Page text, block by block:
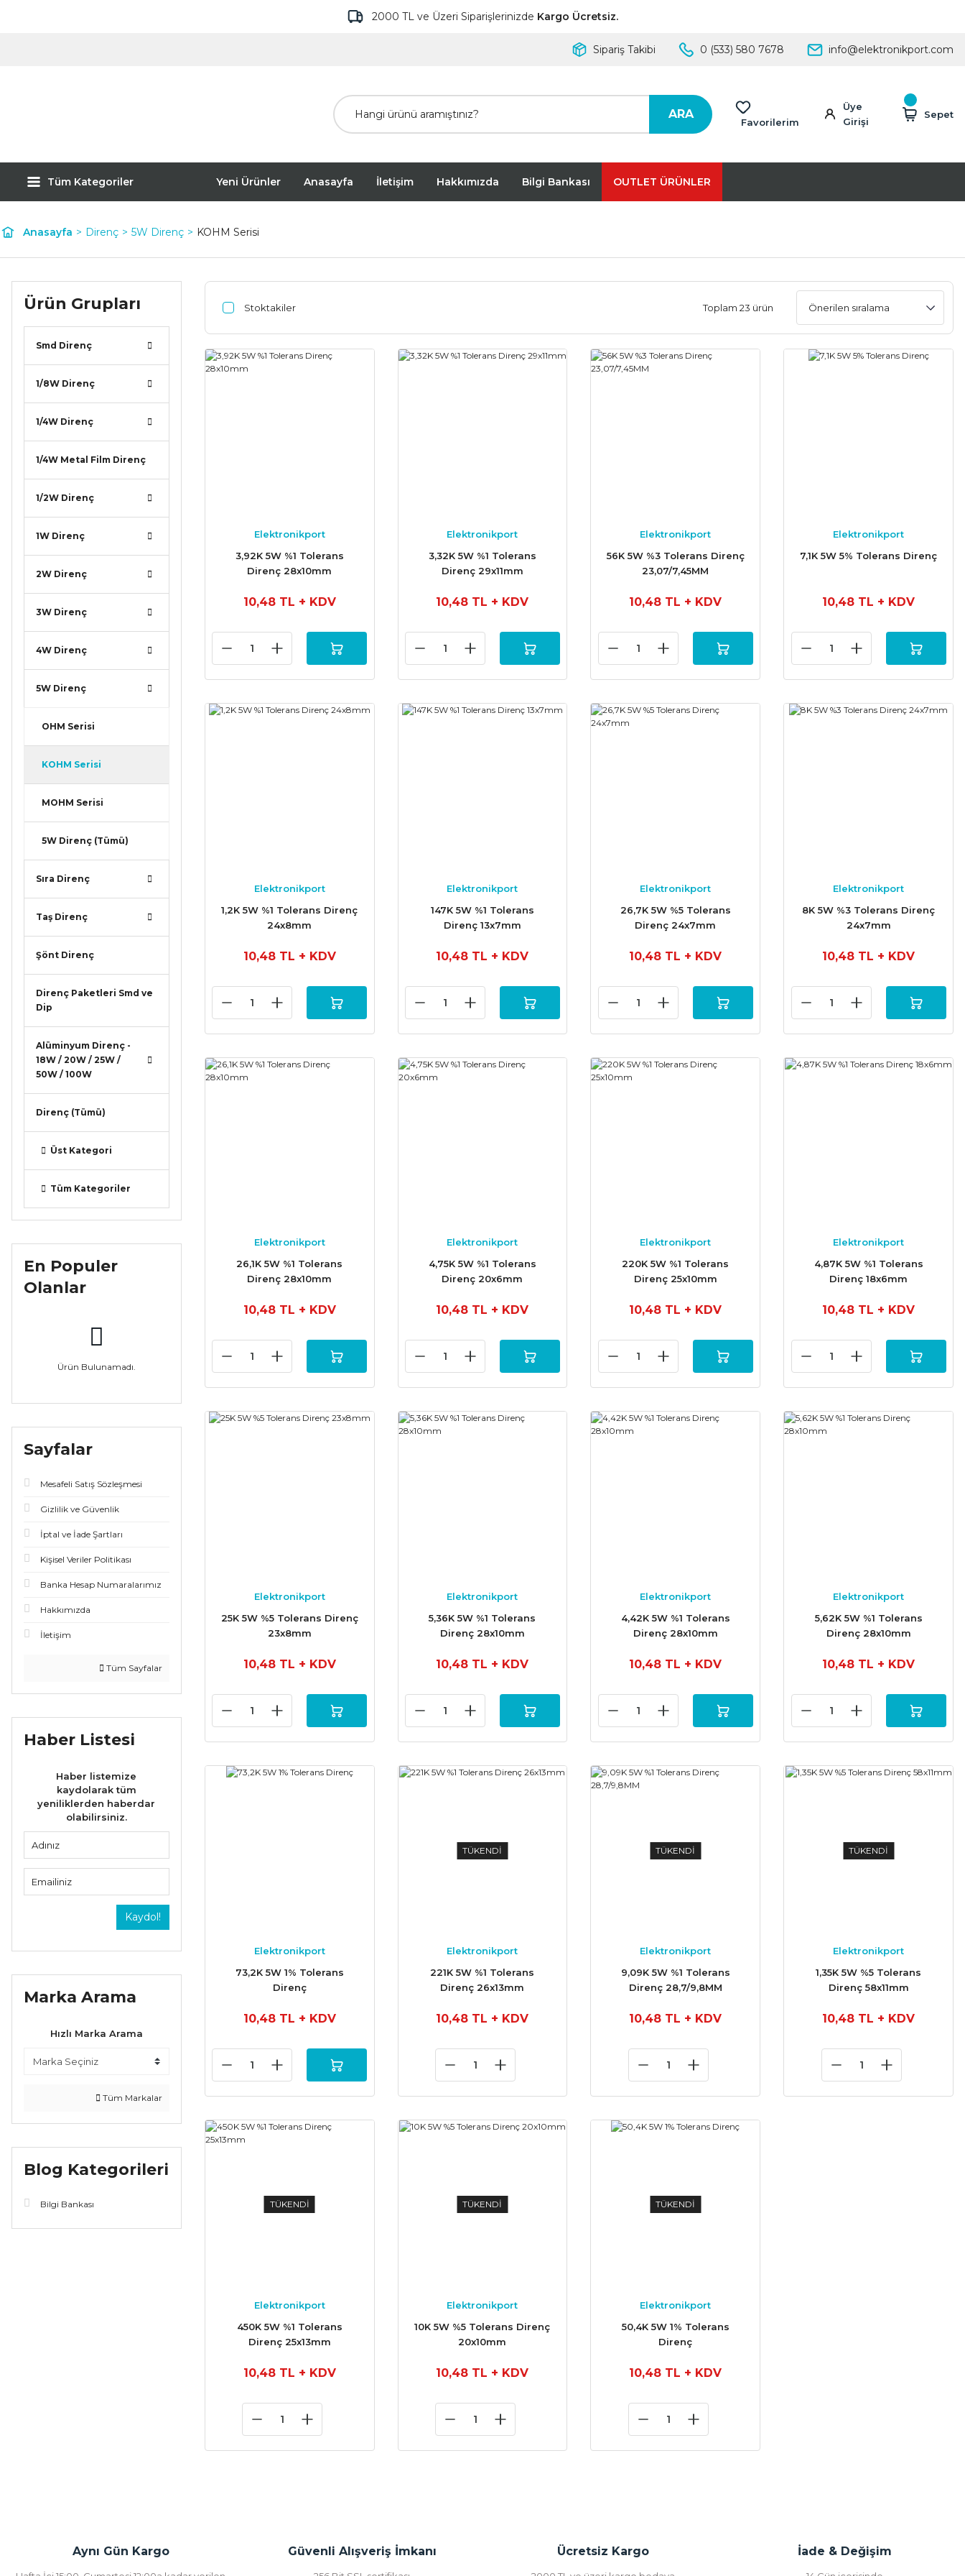
2000 TL ve Üzeri Siparişlerinizde Kargo Ücretsiz.
Sipariş Takibi 0 (533) 580 7678 info@elektronikport.com
ARA
Favorilerim
Üye
Girişi
Sepet
Tüm Kategoriler Yeni Ürünler Anasayfa İletişim Hakkımızda Bilgi Bankası OUTLET ÜRÜNLER
Anasayfa Direnç 5W Direnç KOHM Serisi
Ürün Grupları
Smd Direnç
1/8W Direnç
1/4W Direnç
1/4W Metal Film Direnç
1/2W Direnç
1W Direnç
2W Direnç
3W Direnç
4W Direnç
5W Direnç
OHM Serisi
KOHM Serisi
MOHM Serisi
5W Direnç (Tümü)
Sıra Direnç
Taş Direnç
Şönt Direnç
Direnç Paketleri Smd ve
Dip
Alüminyum Direnç -
18W / 20W / 25W /
50W / 100W
Direnç (Tümü)
Üst Kategori
Tüm Kategoriler
En Populer
Olanlar
Ürün Bulunamadı.
Sayfalar
Mesafeli Satış Sözleşmesi
Gizlilik ve Güvenlik
İptal ve İade Şartları
Kişisel Veriler Politikası
Banka Hesap Numaralarımız
Hakkımızda
İletişim
Tüm Sayfalar
Haber Listesi
Haber listemize
kaydolarak tüm
yeniliklerden haberdar
olabilirsiniz.
Kaydol!
Marka Arama
Hızlı Marka Arama
Tüm Markalar
Blog Kategorileri
Bilgi Bankası
Stoktakiler Toplam 23 ürün
Elektronikport
3,92K 5W %1 Tolerans
Direnç 28x10mm
10,48 TL + KDV
Elektronikport
3,32K 5W %1 Tolerans
Direnç 29x11mm
10,48 TL + KDV
Elektronikport
56K 5W %3 Tolerans Direnç
23,07/7,45MM
10,48 TL + KDV
Elektronikport
7,1K 5W 5% Tolerans Direnç
10,48 TL + KDV
Elektronikport
1,2K 5W %1 Tolerans Direnç
24x8mm
10,48 TL + KDV
Elektronikport
147K 5W %1 Tolerans
Direnç 13x7mm
10,48 TL + KDV
Elektronikport
26,7K 5W %5 Tolerans
Direnç 24x7mm
10,48 TL + KDV
Elektronikport
8K 5W %3 Tolerans Direnç
24x7mm
10,48 TL + KDV
Elektronikport
26,1K 5W %1 Tolerans
Direnç 28x10mm
10,48 TL + KDV
Elektronikport
4,75K 5W %1 Tolerans
Direnç 20x6mm
10,48 TL + KDV
Elektronikport
220K 5W %1 Tolerans
Direnç 25x10mm
10,48 TL + KDV
Elektronikport
4,87K 5W %1 Tolerans
Direnç 18x6mm
10,48 TL + KDV
Elektronikport
25K 5W %5 Tolerans Direnç
23x8mm
10,48 TL + KDV
Elektronikport
5,36K 5W %1 Tolerans
Direnç 28x10mm
10,48 TL + KDV
Elektronikport
4,42K 5W %1 Tolerans
Direnç 28x10mm
10,48 TL + KDV
Elektronikport
5,62K 5W %1 Tolerans
Direnç 28x10mm
10,48 TL + KDV
Elektronikport
73,2K 5W 1% Tolerans
Direnç
10,48 TL + KDV
TÜKENDİ
Elektronikport
221K 5W %1 Tolerans
Direnç 26x13mm
10,48 TL + KDV
TÜKENDİ
Elektronikport
9,09K 5W %1 Tolerans
Direnç 28,7/9,8MM
10,48 TL + KDV
TÜKENDİ
Elektronikport
1,35K 5W %5 Tolerans
Direnç 58x11mm
10,48 TL + KDV
TÜKENDİ
Elektronikport
450K 5W %1 Tolerans
Direnç 25x13mm
10,48 TL + KDV
TÜKENDİ
Elektronikport
10K 5W %5 Tolerans Direnç
20x10mm
10,48 TL + KDV
TÜKENDİ
Elektronikport
50,4K 5W 1% Tolerans
Direnç
10,48 TL + KDV
Aynı Gün Kargo Güvenli Alışveriş İmkanı Ücretsiz Kargo İade & Değişim